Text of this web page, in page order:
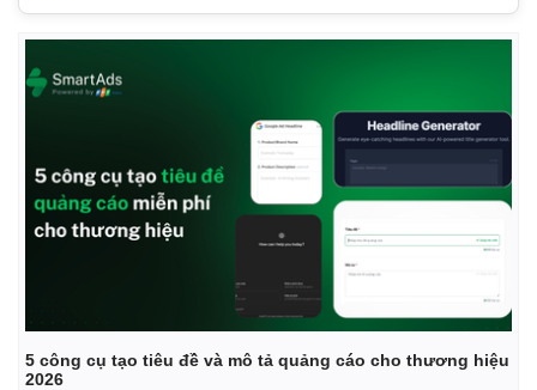
5 công cụ tạo tiêu đề và mô tả quảng cáo cho thương hiệu
2026